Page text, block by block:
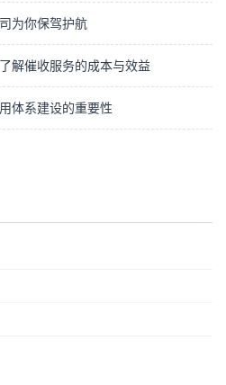
为你保驾护航
解催收服务的成本与效益
体系建设的重要性